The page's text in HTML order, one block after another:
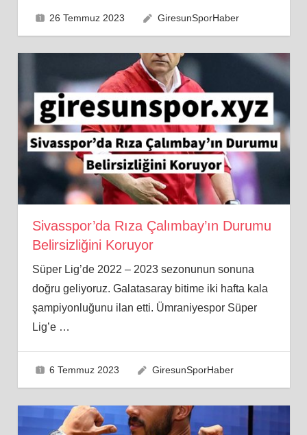
26 Temmuz 2023 GiresunSporHaber
Sivasspor’da Rıza Çalımbay’ın Durumu
Belirsizliğini Koruyor
Süper Lig’de 2022 – 2023 sezonunun sonuna
doğru geliyoruz. Galatasaray bitime iki hafta kala
şampiyonluğunu ilan etti. Ümraniyespor Süper
Lig’e …
6 Temmuz 2023 GiresunSporHaber